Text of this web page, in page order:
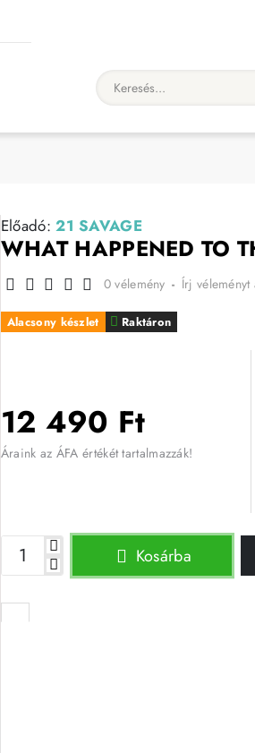
Keresés...
Előadó:21 SAVAGE
WHAT HAPPENED TO
Raktáron
Alacsony készlet
0 vélemény - Írj
12 490 Ft
Áraink az ÁFA értékét tartalmazzák!
Kosárba